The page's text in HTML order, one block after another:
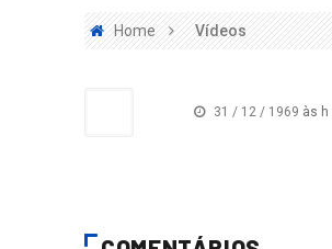
Home Vídeos
31 / 12 / 1969 às h